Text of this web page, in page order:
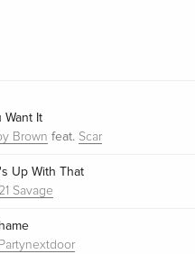
Want It
Brown feat. Scar
Up With That
21 Savage
Partynextdoor